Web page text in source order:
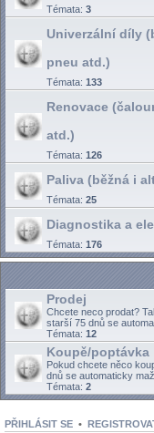
Témata: 3
Univerzální díly
pneu atd.)
Témata: 133
Renovace
atd.)
Témata: 126
Paliva (běžná i
Témata: 25
Diagnostika a
Témata: 176
Prodej
Chcete neco prodat?
starší 75 dnů se
Témata: 12
Koupě/poptávka
Pokud chcete něco
dnů se automaticky
Témata: 2
PŘIHLÁSIT SE •